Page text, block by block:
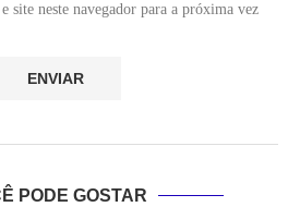
site neste navegador para a próxima vez
PODE GOSTAR